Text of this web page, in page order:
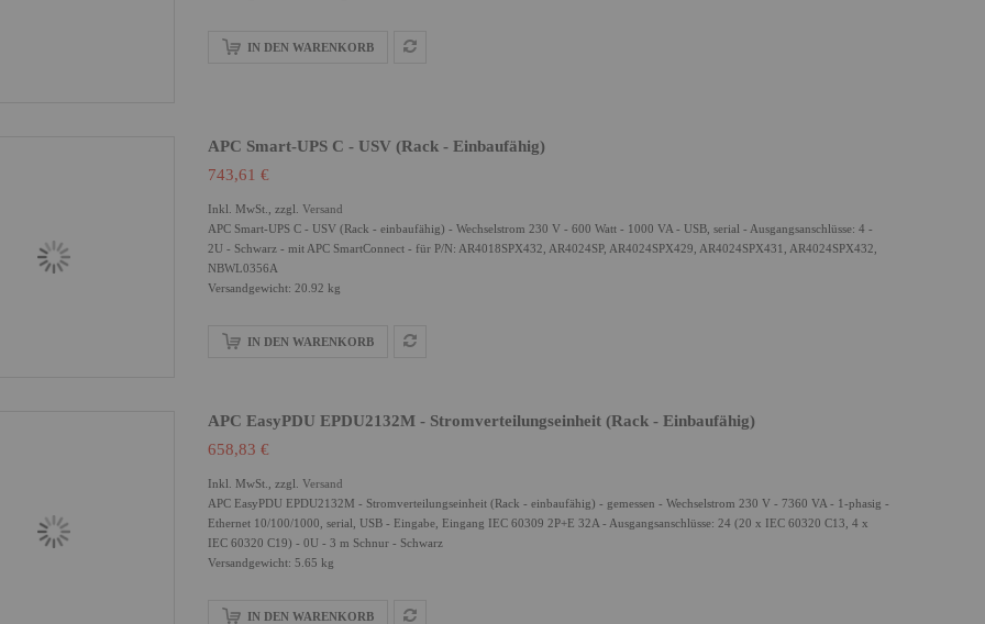
IN DEN WARENKORB
APC Smart-UPS C - USV (Rack - Einbaufähig)
743,61 €
Inkl. MwSt., zzgl. Versand
APC Smart-UPS C - USV (Rack - einbaufähig) - Wechselstrom 230 V - 600 Watt - 1000 VA - USB, serial - Ausgangsanschlüsse: 4 -
2U - Schwarz - mit APC SmartConnect - für P/N: AR4018SPX432, AR4024SP, AR4024SPX429, AR4024SPX431, AR4024SPX432,
NBWL0356A
Versandgewicht: 20.92 kg
IN DEN WARENKORB
APC EasyPDU EPDU2132M - Stromverteilungseinheit (Rack - Einbaufähig)
658,83 €
Inkl. MwSt., zzgl. Versand
APC EasyPDU EPDU2132M - Stromverteilungseinheit (Rack - einbaufähig) - gemessen - Wechselstrom 230 V - 7360 VA - 1-phasig -
Ethernet 10/100/1000, serial, USB - Eingabe, Eingang IEC 60309 2P+E 32A - Ausgangsanschlüsse: 24 (20 x IEC 60320 C13, 4 x
IEC 60320 C19) - 0U - 3 m Schnur - Schwarz
Versandgewicht: 5.65 kg
IN DEN WARENKORB